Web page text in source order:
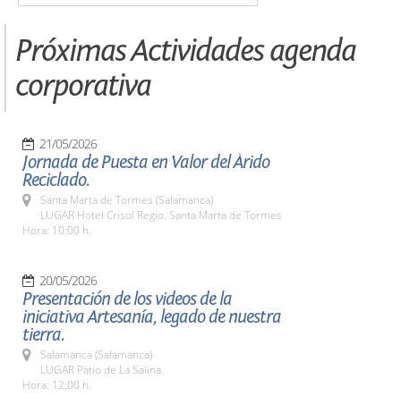
Próximas Actividades agenda
corporativa
21/05/2026
Jornada de Puesta en Valor del Árido
Reciclado.
Santa Marta de Tormes (Salamanca)
LUGAR Hotel Crisol Regio. Santa Marta de Tormes
Hora: 10:00 h.
20/05/2026
Presentación de los videos de la
iniciativa Artesanía, legado de nuestra
tierra.
Salamanca (Salamanca)
LUGAR Patio de La Salina.
Hora: 12:00 h.